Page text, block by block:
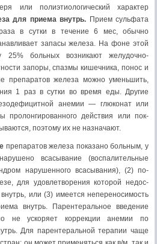
или полиэтиологический характер
для приема внутрь. Прием сульфата
в сутки в течение 6 мес, обычно
запасы железа. На фоне этой
25% больных возникают желудочно-
запоры, спазмы кишечника, понос и
препаратов железа можно уменьшить,
1 раз в сутки во время еды. Другие
анемии — глюконат или
пролонгированного действия или пок­
поэтому их не назначают.
препаратов железа показано больным, у
всасывание (воспалительные
нарушенного всасывания), (2) по­
для удовлетворения которой недос­
или (3) имеется непереноси­мость
внутрь. Парентеральное введе­ние
не ускоряет коррекции анемии по
Для парентеральной терапии чаще